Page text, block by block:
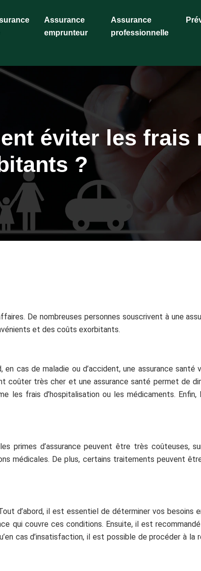
Assurance
emprunteur
Assurance
professionnelle
éviter les frais
?
De nombreuses personnes souscrivent à une
et des coûts exorbitants.
cas de maladie ou d’accident, une assurance santé
très cher et une assurance santé permet de
frais d’hospitalisation ou les médicaments.
primes d’assurance peuvent être très coûteuses,
médicales. De plus, certains traitements peuvent
d’abord, il est essentiel de déterminer vos besoins
qui couvre ces conditions. Ensuite, il est
cas d’insatisfaction, il est possible de procéder à la